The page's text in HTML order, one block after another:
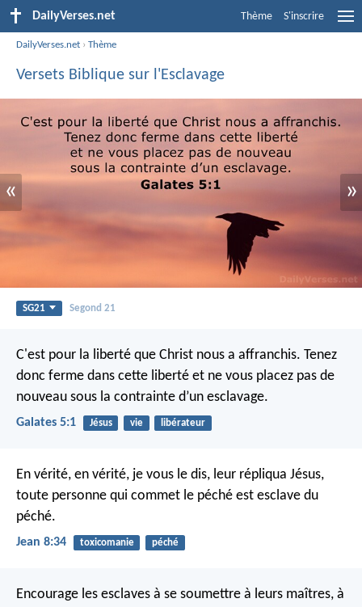
DailyVerses.net Thème S'inscrire
DailyVerses.net ›Thème
Versets Biblique sur l'Esclavage
« »
SG21 Segond 21
C'est pour la liberté que Christ nous a affranchis. Tenez
donc ferme dans cette liberté et ne vous placez pas de
nouveau sous la contrainte d’un esclavage.
Galates 5:1 Jésus vie libérateur
En vérité, en vérité, je vous le dis, leur répliqua Jésus,
toute personne qui commet le péché est esclave du
péché.
Jean 8:34 toxicomanie péché
Encourage les esclaves à se soumettre à leurs maîtres, à